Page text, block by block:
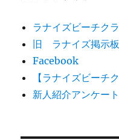
ラナイズビーチク
旧 ラナイズ掲示板
Facebook
【ラナイズビーチ
新人紹介アンケー